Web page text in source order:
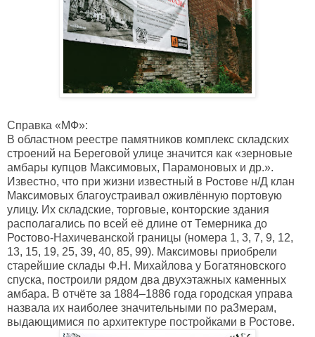
Справка «МФ»:
В областном реестре памятников комплекс складских
строений на Береговой улице значится как «зерновые
амбары купцов Максимовых, Парамоновых и др.».
Известно, что при жизни известный в Ростове н/Д клан
Максимовых благоустраивал оживлённую портовую
улицу. Их складские, торговые, конторские здания
располагались по всей её длине от Темерника до
Ростово-Нахичеванской границы (номера 1, 3, 7, 9, 12,
13, 15, 19, 25, 39, 40, 85, 99). Максимовы приобрели
старейшие склады Ф.Н. Михайлова у Богатяновского
спуска, построили рядом два двухэтажных каменных
амбара. В отчёте за 1884–1886 года городская управа
назвала их наиболее значительными по ра3мерам,
выдающимися по архитектуре постройками в Ростове.